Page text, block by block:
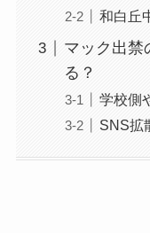
和白丘
マック出禁
る？
学校側
SNS拡